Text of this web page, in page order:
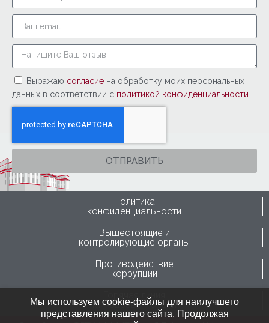
Выражаю согласие на обработку моих персональных
данных в соответствии с политикой конфиденциальности
ОТПРАВИТЬ
Политика
конфиденциальности
Вышестоящие и
контролирующие органы
Противодействие
коррупции
Горячая линия
Минздрава России
Мы используем cookie-файлы для наилучшего
представления нашего сайта. Продолжая